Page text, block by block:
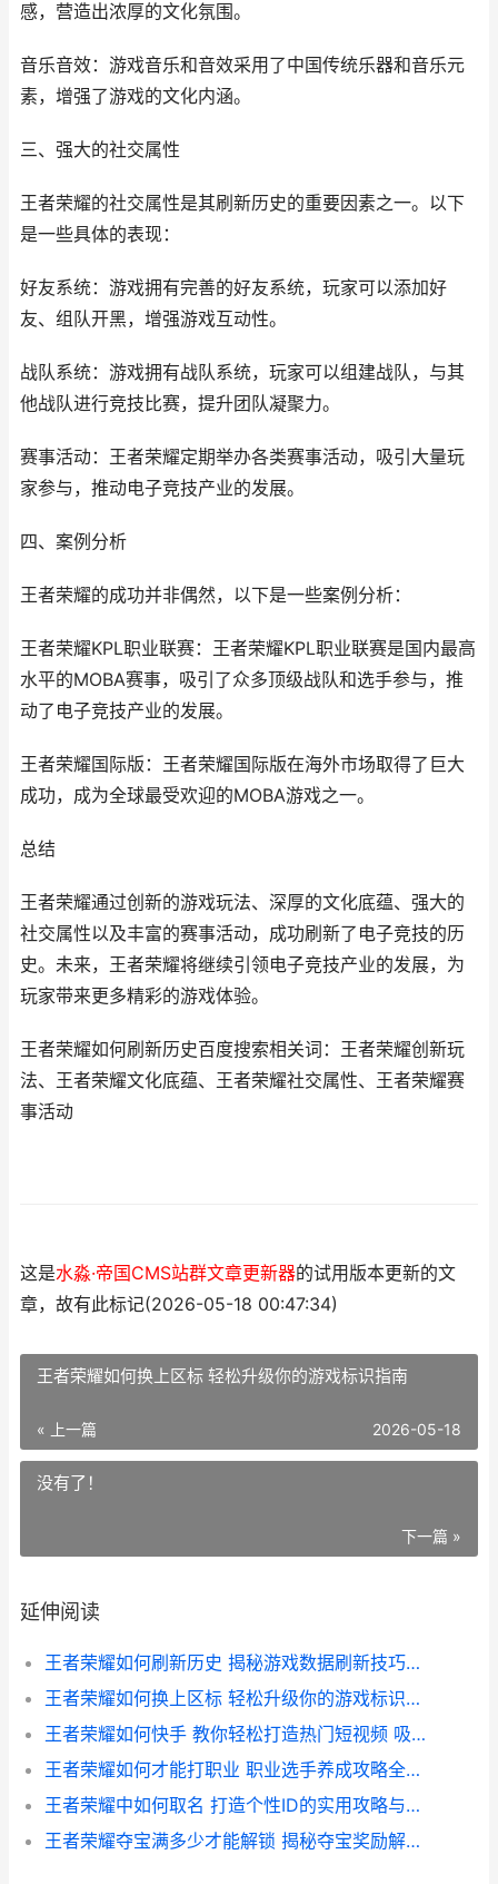
感，营造出浓厚的文化氛围。
音乐音效：游戏音乐和音效采用了中国传统乐器和音乐元
素，增强了游戏的文化内涵。
三、强大的社交属性
王者荣耀的社交属性是其刷新历史的重要因素之一。以下
是一些具体的表现：
好友系统：游戏拥有完善的好友系统，玩家可以添加好
友、组队开黑，增强游戏互动性。
战队系统：游戏拥有战队系统，玩家可以组建战队，与其
他战队进行竞技比赛，提升团队凝聚力。
赛事活动：王者荣耀定期举办各类赛事活动，吸引大量玩
家参与，推动电子竞技产业的发展。
四、案例分析
王者荣耀的成功并非偶然，以下是一些案例分析：
王者荣耀KPL职业联赛：王者荣耀KPL职业联赛是国内最高
水平的MOBA赛事，吸引了众多顶级战队和选手参与，推
动了电子竞技产业的发展。
王者荣耀国际版：王者荣耀国际版在海外市场取得了巨大
成功，成为全球最受欢迎的MOBA游戏之一。
总结
王者荣耀通过创新的游戏玩法、深厚的文化底蕴、强大的
社交属性以及丰富的赛事活动，成功刷新了电子竞技的历
史。未来，王者荣耀将继续引领电子竞技产业的发展，为
玩家带来更多精彩的游戏体验。
王者荣耀如何刷新历史百度搜索相关词：王者荣耀创新玩
法、王者荣耀文化底蕴、王者荣耀社交属性、王者荣耀赛
事活动
这是水淼·帝国CMS站群文章更新器的试用版本更新的文
章，故有此标记(2026-05-18 00:47:34)
王者荣耀如何换上区标 轻松升级你的游戏标识指南
« 上一篇 2026-05-18
没有了！
下一篇 »
延伸阅读
王者荣耀如何刷新历史 揭秘游戏数据刷新技巧与攻略
王者荣耀如何换上区标 轻松升级你的游戏标识指南
王者荣耀如何快手 教你轻松打造热门短视频 吸粉无数
王者荣耀如何才能打职业 职业选手养成攻略全解析
王者荣耀中如何取名 打造个性ID的实用攻略与创意推荐
王者荣耀夺宝满多少才能解锁 揭秘夺宝奖励解锁条件